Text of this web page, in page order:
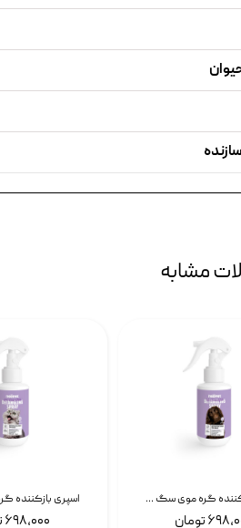
مشابه
۶۹۸,۰۰۰ تومان
اسپری بازکننده گره موی سگ نئوپت Neopet Detangling Spray حجم 120 میلی گرم
تومان